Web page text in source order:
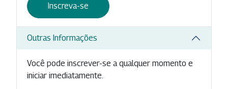
Inscreva-se
Outras Informações
Você pode inscrever-se a qualquer momento e
iniciar imediatamente.